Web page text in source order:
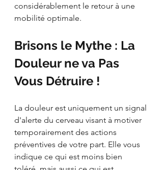
considérablement le retour à une
mobilité optimale.
Brisons le Mythe : La
Douleur ne va Pas
Vous Détruire !
La douleur est uniquement un signal
d'alerte du cerveau visant à motiver
temporairement des actions
préventives de votre part. Elle vous
indique ce qui est moins bien